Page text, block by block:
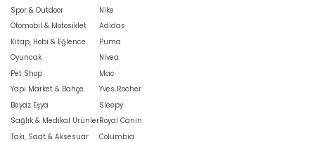
Spor & Outdoor
Otomobil & Motosiklet
Kitap, Hobi & Eğlence
Oyuncak
Pet Shop
Yapı Market & Bahçe
Beyaz Eşya
Sağlık & Medikal Ürünler
Takı, Saat & Aksesuar
Nike
Adidas
Puma
Nivea
Mac
Yves Rocher
Sleepy
Royal Canin
Columbia